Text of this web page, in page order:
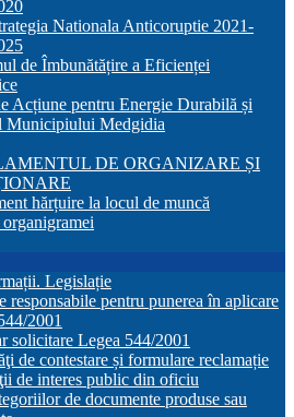
Nationala Anticoruptie 2021-
de Îmbunătățire a Eficienței
Acțiune pentru Energie Durabilă și
Municipiului Medgidia
DE ORGANIZARE ȘI
hărțuire la locul de muncă
organigramei
Legislație
responsabile pentru punerea în aplicare
2001
solicitare Legea 544/2001
de contestare și formulare reclamație
de interes public din oficiu
de documente produse sau